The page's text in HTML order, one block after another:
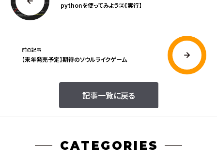
pythonを使ってみよう②【実行】
記事一覧に戻る
前の記事
【来年発売予定】期待のソウルライクゲーム
CATEGORIES